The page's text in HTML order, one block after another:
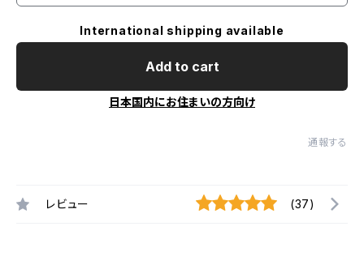
International shipping available
Add to cart
日本国内にお住まいの方向け
通報する
レビュー (37)